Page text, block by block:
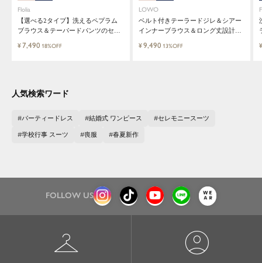
Flolia
【選べる2タイプ】洗えるペプラム
ブラウス＆テーパードパンツのセッ
¥7,490 18%OFF
LOWO
ベルト付きテーラードジレ＆シアー
インナーブラウス＆ロング丈設計ワ
¥9,490 13%OFF ¥
人気検索ワード
パーティードレス 結婚式 ワンピース セレモニースーツ
学校行事 スーツ 喪服 春夏新作
FOLLOW US
checkroom account_circle